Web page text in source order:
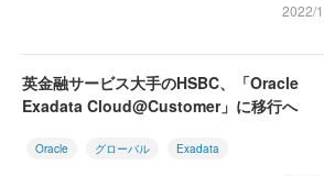
2022/
英金融サービス大手のHSBC、「Oracle
Exadata Cloud@Customer」に移行へ
Oracle グローバル Exadata